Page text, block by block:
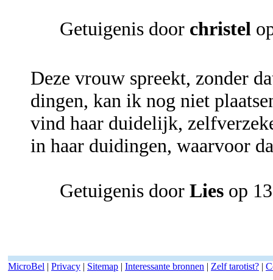
Getuigenis door christel
Deze vrouw spreekt, zonder
dingen, kan ik nog niet
vind haar duidelijk,
in haar duidingen, waarvoor
Getuigenis door Lies op
MicroBel | Privacy | Sitemap | Interessante bronnen | Zelf tarotist? |